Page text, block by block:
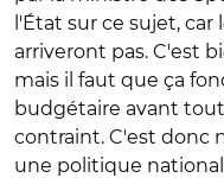
l'État sur ce sujet,
arriveront pas. C'est
mais il faut que ça
budgétaire avant
contraint. C'est donc
une politique